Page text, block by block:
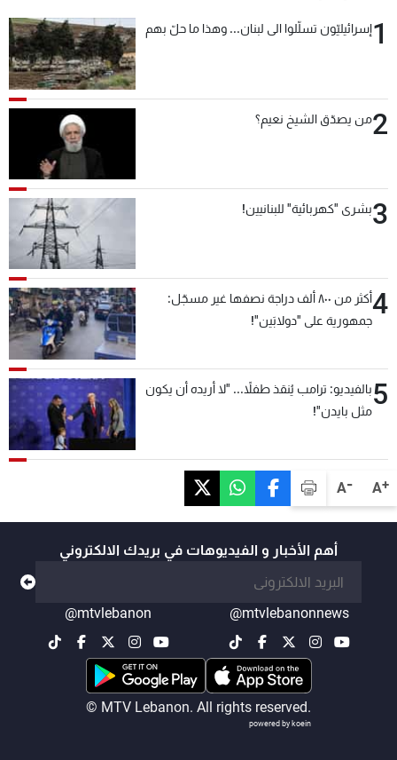
A+
A-
1إسرائيليّون تسلّلوا الى لبنان... وهذا ما حلّ بهم
2من يصدّق الشيخ نعيم؟
3بشرى "كهربائية" للبنانيين!
4
أكثر من ٨٠٠ ألف دراجة نصفها غير مسجّل:
جمهورية على "دولابَين"!
5بالفيديو: ترامب يُنقذ طفلاً... "لا أريده أن يكون
مثل بايدن"!
أهم الأخبار و الفيديوهات في بريدك الالكتروني
@mtvlebanonnews
@mtvlebanon
© MTV Lebanon. All rights reserved.
powered by koein